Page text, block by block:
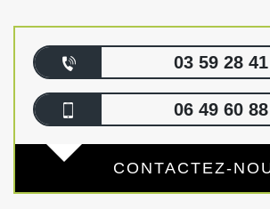
03 59 28
06 49 60
CONTACTEZ-